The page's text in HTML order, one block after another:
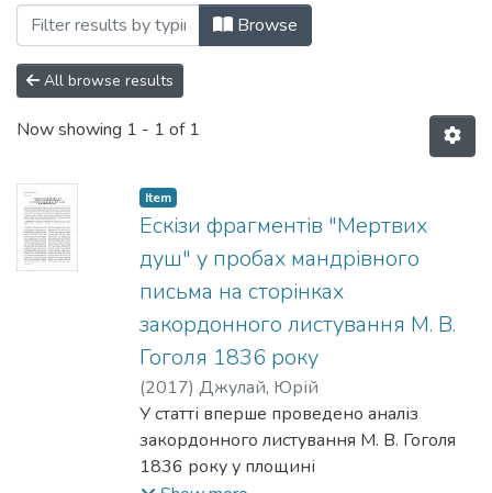
Browsing 191: Теорія та історія
Browse
All browse results
Now showing 1 - 1 of 1
Item
Ескізи фрагментів "Мертвих
душ" у пробах мандрівного
письма на сторінках
закордонного листування М. В.
Гоголя 1836 року
(2017) Джулай, Юрій
У статті вперше проведено аналіз
закордонного листування М. В. Гоголя
1836 року у площині